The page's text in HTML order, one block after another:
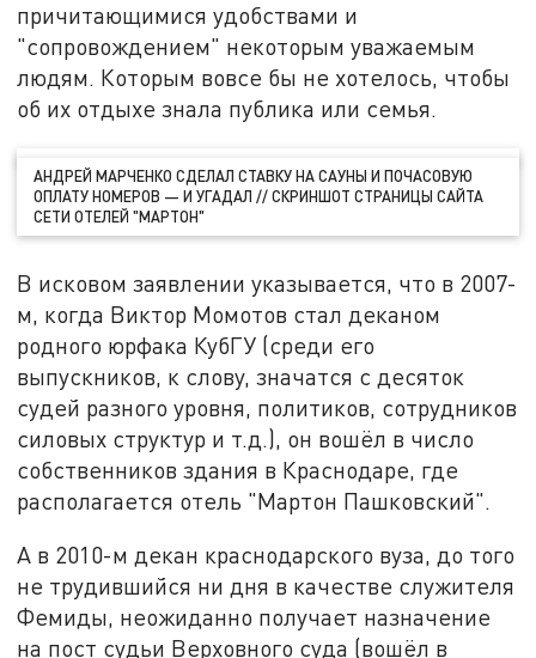
причитающимися удобствами и
"сопровождением" некоторым уважаемым
людям. Которым вовсе бы не хотелось, чтобы
об их отдыхе знала публика или семья.
АНДРЕЙ МАРЧЕНКО СДЕЛАЛ СТАВКУ НА САУНЫ И ПОЧАСОВУЮ
ОПЛАТУ НОМЕРОВ — И УГАДАЛ // СКРИНШОТ СТРАНИЦЫ САЙТА
СЕТИ ОТЕЛЕЙ "МАРТОН"
В исковом заявлении указывается, что в 2007-
м, когда Виктор Момотов стал деканом
родного юрфака КубГУ (среди его
выпускников, к слову, значатся с десяток
судей разного уровня, политиков, сотрудников
силовых структур и т.д.), он вошёл в число
собственников здания в Краснодаре, где
располагается отель "Мартон Пашковский".
А в 2010-м декан краснодарского вуза, до того
не трудившийся ни дня в качестве служителя
Фемиды, неожиданно получает назначение
на пост судьи Верховного суда (вошёл в